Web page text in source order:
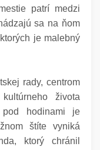
patrí medzi
sa na ňom
je malebný
rady, centrom
života
pod hodinami je
štíte vyniká
ktorý chránil